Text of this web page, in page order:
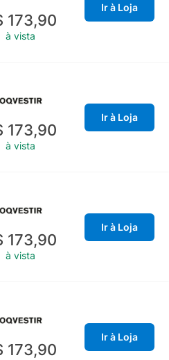
173,90
à vista
Ir à Loja
173,90
à vista
Ir à Loja
173,90
à vista
Ir à Loja
173,90
Ir à Loja